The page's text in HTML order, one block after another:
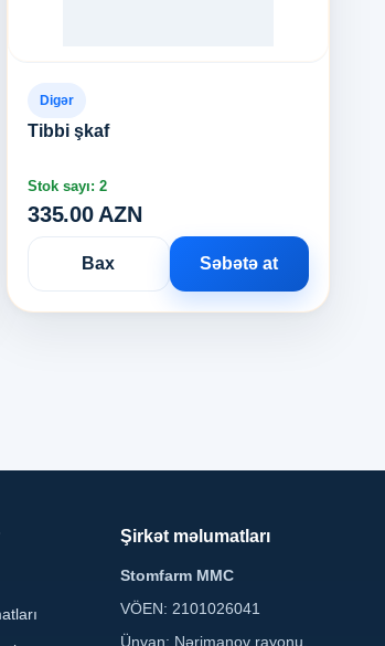
Digər
Tibbi şkaf
Stok sayı: 2
335.00 AZN
Bax Səbətə at
Şirkət məlumatları
Stomfarm MMC
VÖEN: 2101026041
Ünvan: Nərimanov rayonu,